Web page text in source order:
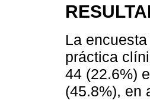
La
práctica
44 (22.6%)
(45.8%), en